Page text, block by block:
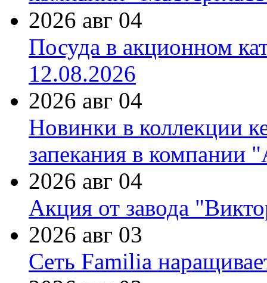
2026 авг 04
Посуда в акционном
12.08.2026
2026 авг 04
Новинки в коллекции
запекания в компании
2026 авг 04
Акция от завода
2026 авг 03
Сеть Familia